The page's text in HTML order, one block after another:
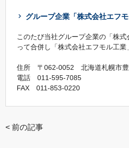
グループ企業「株式会社エフ
このたび当社グループ企業の「株
って合併し「株式会社エフモル工
住所 〒062-0052 北海道札幌市豊
電話 011-595-7085
FAX 011-853-0220
< 前の記事